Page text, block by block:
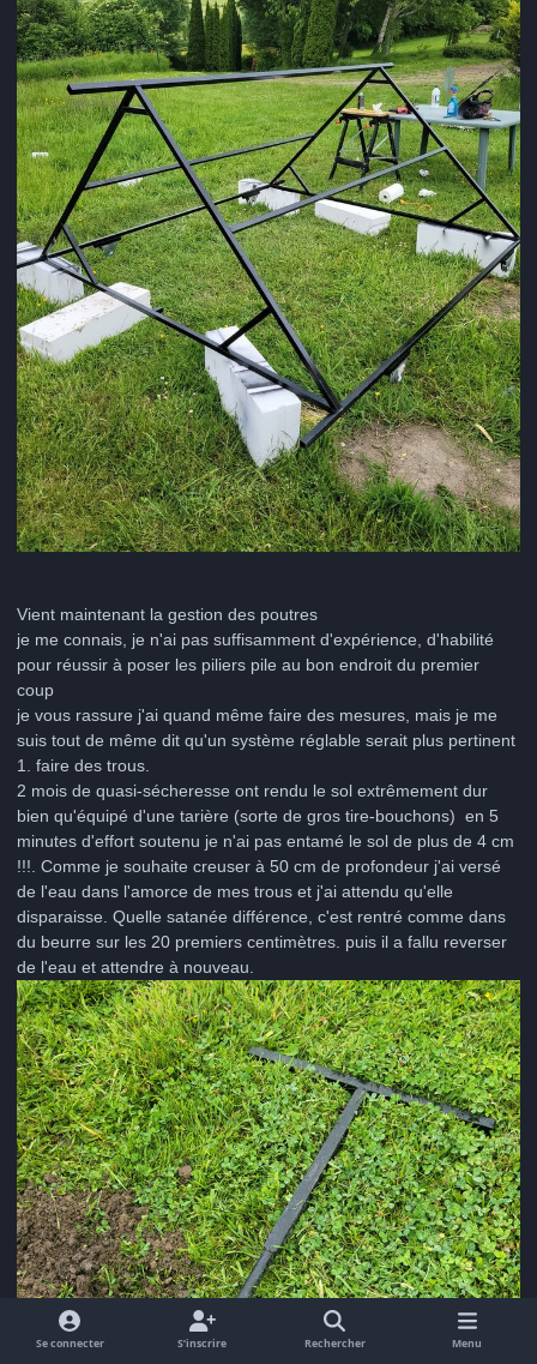
Vient maintenant la gestion des poutres
je me connais, je n'ai pas suffisamment d'expérience, d'habilité
pour réussir à poser les piliers pile au bon endroit du premier
coup
je vous rassure j'ai quand même faire des mesures, mais je me
suis tout de même dit qu'un système réglable serait plus pertinent
1. faire des trous.
2 mois de quasi-sécheresse ont rendu le sol extrêmement dur
bien qu'équipé d'une tarière (sorte de gros tire-bouchons) en 5
minutes d'effort soutenu je n'ai pas entamé le sol de plus de 4 cm
!!!. Comme je souhaite creuser à 50 cm de profondeur j'ai versé
de l'eau dans l'amorce de mes trous et j'ai attendu qu'elle
disparaisse. Quelle satanée différence, c'est rentré comme dans
du beurre sur les 20 premiers centimètres. puis il a fallu reverser
de l'eau et attendre à nouveau.
Se connecter S’inscrire Rechercher Menu